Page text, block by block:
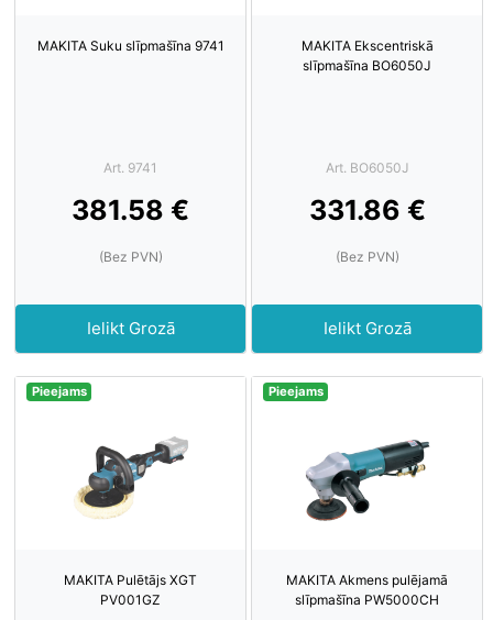
MAKITA Suku slīpmašīna 9741
Art. 9741
381.58 €
(Bez PVN)
Ielikt Grozā
MAKITA Ekscentriskā
slīpmašīna BO6050J
Art. BO6050J
331.86 €
(Bez PVN)
Ielikt Grozā
Pieejams
MAKITA Pulētājs XGT
PV001GZ
Pieejams
MAKITA Akmens pulējamā
slīpmašīna PW5000CH